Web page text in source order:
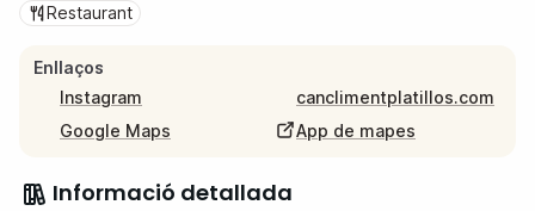
Restaurant
Enllaços
Instagram
canclimentplatillos.com
Google Maps
App de mapes
Informació detallada